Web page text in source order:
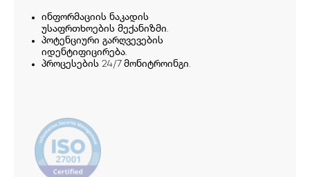
ინფორმაციის ნაკადის
უსაფრთხოების მექანიზმი.
პოტენციური გარღვევების
იდენტიფიცირება.
პროცესების 24/7 მონიტროინგი.